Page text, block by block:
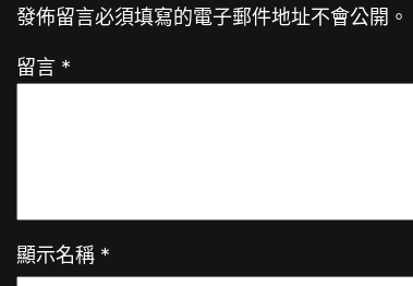
發佈留言必須填寫的電子郵件地址不會公開。
留言 *
顯示名稱 *